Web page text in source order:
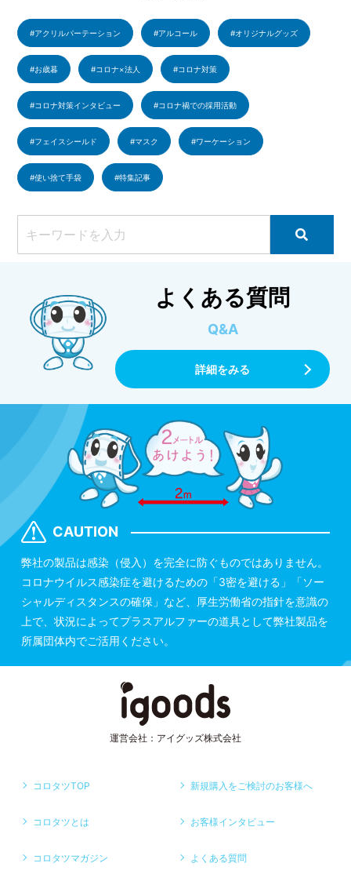
アクリルパーテーション アルコール オリジナルグッズ
お歳暮 コロナ×法人 コロナ対策
コロナ対策インタビュー コロナ禍での採用活動
フェイスシールド マスク ワーケーション
使い捨て手袋 特集記事
よくある質問
Q&A
詳細をみる
CAUTION
弊社の製品は感染（侵入）を完全に防ぐものではありません。
コロナウイルス感染症を避けるための「3密を避ける」「ソー
シャルディスタンスの確保」など、厚生労働省の指針を意識の
上で、状況によってプラスアルファーの道具として弊社製品を
所属団体内でご活用ください。
運営会社：アイグッズ株式会社
コロタツTOP 新規購入をご検討のお客様へ
コロタツとは お客様インタビュー
コロタツマガジン よくある質問